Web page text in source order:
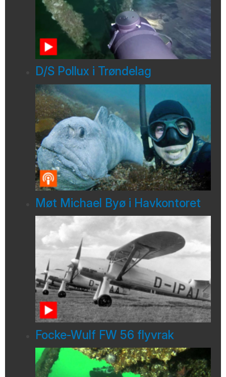
D/S Pollux i Trøndelag
Møt Michael Byø i Havkontoret
Focke-Wulf FW 56 flyvrak